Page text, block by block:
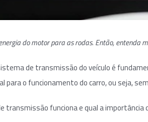
do motor para as rodas. Então, entenda
de transmissão do veículo é
o funcionamento do carro, ou seja,
funciona e qual a importância